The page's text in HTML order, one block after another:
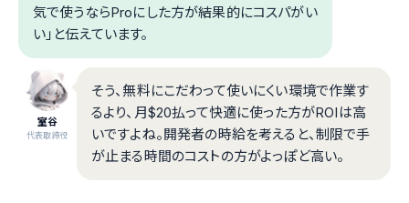
気で使うならProにした方が結果的にコスパがい
い」と伝えています。
室谷
代表取締役
そう、無料にこだわって使いにくい環境で作業す
るより、月$20払って快適に使った方がROIは高
いですよね。開発者の時給を考えると、制限で手
が止まる時間のコストの方がよっぽど高い。